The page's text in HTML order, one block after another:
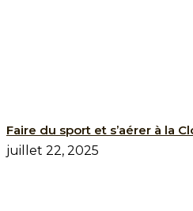
Faire du sport et s’aérer à la
juillet 22, 2025